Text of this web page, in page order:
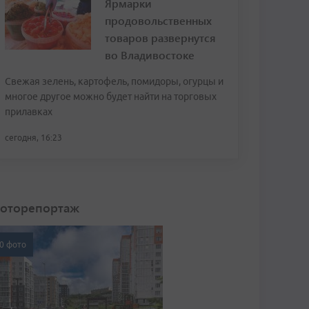
Ярмарки
продовольственных
товаров развернутся
во Владивостоке
Свежая зелень, картофель, помидоры, огурцы и
многое другое можно будет найти на торговых
прилавках
сегодня, 16:23
фото